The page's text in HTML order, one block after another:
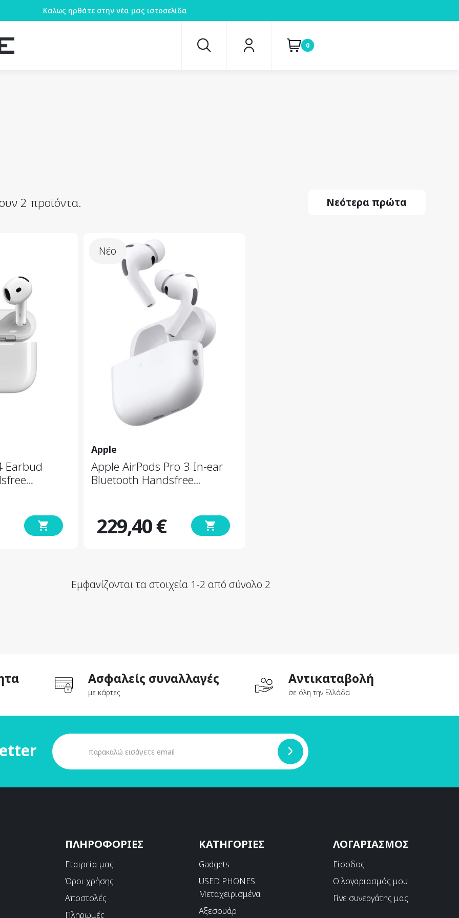
Καλως ηρθάτε στην νέα μας ιστοσελίδα
0
2 προϊόντα. Νεότερα πρώτα
Earbud
shopping_cart
Νέο
Apple
Apple AirPods Pro 3 In-ear
Bluetooth Handsfree
Φόρτισης Λευκά
Τιμή
229,40 € shopping_cart
Εμφανίζονται τα στοιχεία 1-2 από σύνολο 2
Ασφαλείς συναλλαγές
με κάρτες
Aντικαταβολή
σε όλη την Ελλάδα
ΠΛΗΡΟΦΟΡΙΕΣ
Εταιρεία μας
Όροι χρήσης
Αποστολές
Πληρωμές
ΚΑΤΗΓΟΡΙΕΣ
Gadgets
USED PHONES
Μεταχειρισμένα
Αξεσουάρ
ΛΟΓΑΡΙΑΣΜΟΣ
Είσοδος
Ο λογαριασμός μου
Γίνε συνεργάτης μας